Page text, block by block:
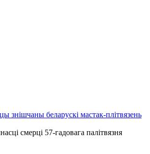
знішчаны беларускі мастак-плітвязень
смерці 57-гадовага палітвязня